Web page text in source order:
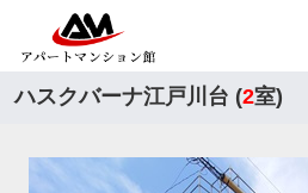
ハスクバーナ江戸川台 (2室)